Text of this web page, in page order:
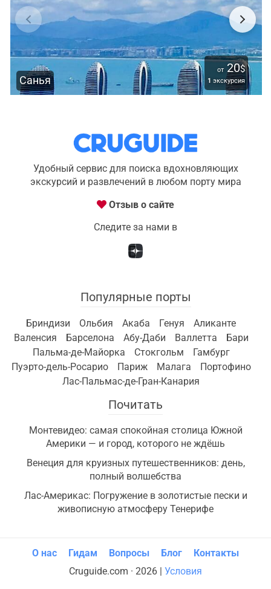
Санья
от20$
1экскурсия
Удобный сервис для поиска вдохновляющих
экскурсий и развлечений в любом порту мира
Отзыв о сайте
Следите за нами в
Популярные порты
Бриндизи Ольбия Акаба Генуя
Аликанте
Валенсия
Барселона Абу-Даби Валлетта
Бари
Пальма-де-Майорка
Стокгольм
Гамбург
Пуэрто-дель-Росарио
Париж Малага
Портофино
Лас-Пальмас-де-Гран-Канария
Почитать
Монтевидео: самая спокойная столица Южной
Америки — и город, которого не ждёшь
Венеция для круизных путешественников: день,
полный волшебства
Лас-Америкас: Погружение в золотистые пески и
живописную атмосферу Тенерифе
Cruguide.com · 2026 | Условия
О нас Гидам Вопросы Блог Контакты